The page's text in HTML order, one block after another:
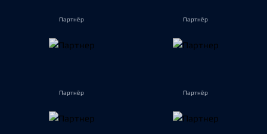
Партнёр Партнёр
Партнёр Партнёр